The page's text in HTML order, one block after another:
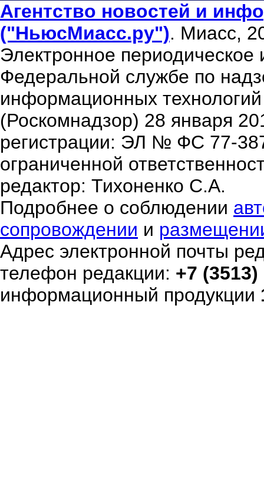
Агентство новостей и
("НьюсМиасс.ру"). Миасс,
Электронное периодическое
Федеральной службе по
информационных
(Роскомнадзор) 28 января
регистрации: ЭЛ № ФС 77-
ограниченной
редактор: Тихоненко С.А.
Подробнее о соблюдении
сопровождении и
Адрес электронной почты
телефон редакции: +7
информационный продукции